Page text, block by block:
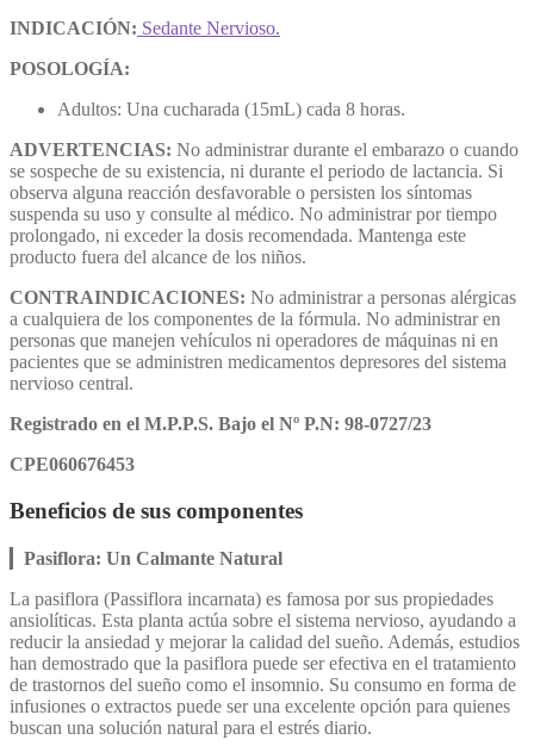
INDICACIÓN: Sedante Nervioso.
POSOLOGÍA:
Adultos: Una cucharada (15mL) cada 8 horas.
ADVERTENCIAS: No administrar durante el embarazo o cuando
se sospeche de su existencia, ni durante el periodo de lactancia. Si
observa alguna reacción desfavorable o persisten los síntomas
suspenda su uso y consulte al médico. No administrar por tiempo
prolongado, ni exceder la dosis recomendada. Mantenga este
producto fuera del alcance de los niños.
CONTRAINDICACIONES: No administrar a personas alérgicas
a cualquiera de los componentes de la fórmula. No administrar en
personas que manejen vehículos ni operadores de máquinas ni en
pacientes que se administren medicamentos depresores del sistema
nervioso central.
Registrado en el M.P.P.S. Bajo el Nº P.N: 98-0727/23
CPE060676453
Beneficios de sus componentes
Pasiflora: Un Calmante Natural
La pasiflora (Passiflora incarnata) es famosa por sus propiedades
ansiolíticas. Esta planta actúa sobre el sistema nervioso, ayudando a
reducir la ansiedad y mejorar la calidad del sueño. Además, estudios
han demostrado que la pasiflora puede ser efectiva en el tratamiento
de trastornos del sueño como el insomnio. Su consumo en forma de
infusiones o extractos puede ser una excelente opción para quienes
buscan una solución natural para el estrés diario.